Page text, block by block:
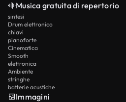
Musica gratuita di repertorio
sintesi
Drum elettronico
chiavi
pianoforte
Cinematica
Smooth
elettronica
Ambiente
stringhe
batterie acustiche
Immagini